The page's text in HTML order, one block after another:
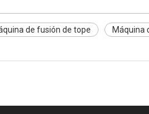
de fusión de tope Máquina